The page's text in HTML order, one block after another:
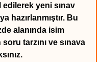
yeni sınav
hazırlanmıştır. Bu
alanında isim
tarzını ve sınava